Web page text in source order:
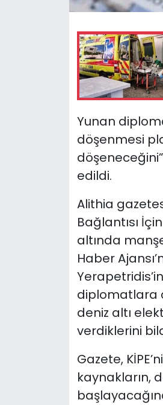
Yunan
döşenmesi
edildi.
Alithia
Bağlantısı
altında
Haber
diplomatlara
deniz altı
verdiklerini
Gazete,
kaynakların,
Teknoloji
TÜRKiYE
Video Galeri
Yazarlar